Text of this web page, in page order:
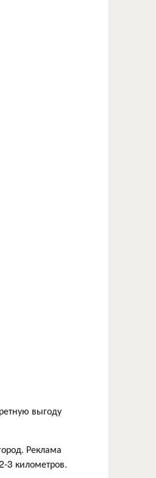
выгоду
Реклама
3 километров.